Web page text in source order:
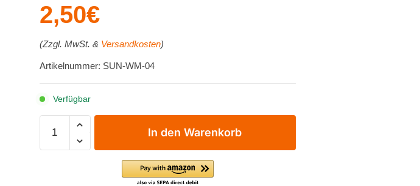
2,50€
(Zzgl. MwSt. & Versandkosten)
Artikelnummer: SUN-WM-04
Verfügbar
DIN
A2
In den Warenkorb